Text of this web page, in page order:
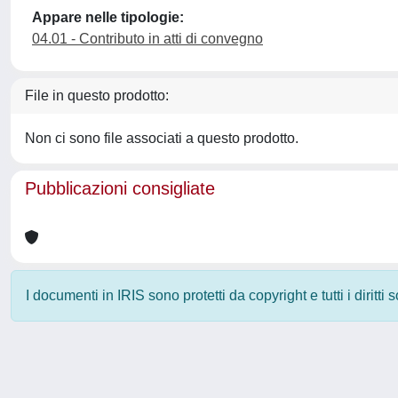
Appare nelle tipologie:
04.01 - Contributo in atti di convegno
File in questo prodotto:
Non ci sono file associati a questo prodotto.
Pubblicazioni consigliate
I documenti in IRIS sono protetti da copyright e tutti i diritti